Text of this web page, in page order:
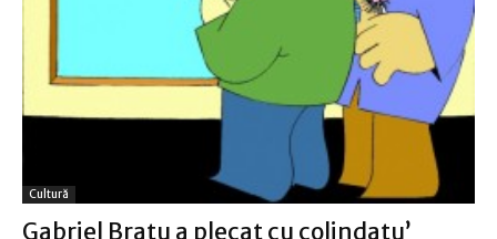
Cultură
Gabriel Bratu a plecat cu colindatu’